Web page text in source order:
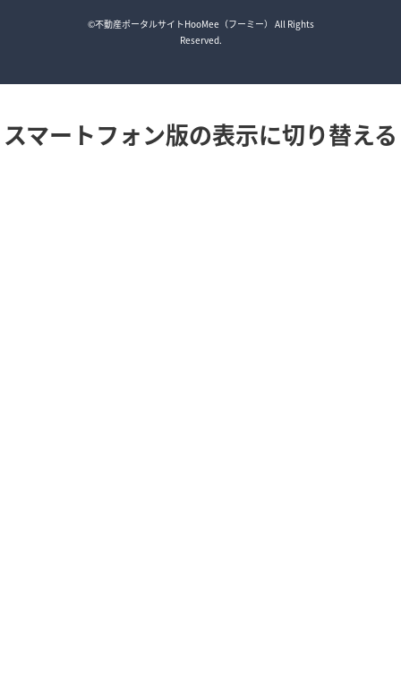
©不動産ポータルサイトHooMee（フーミー） All Rights
Reserved.
スマートフォン版の表示に切り替える